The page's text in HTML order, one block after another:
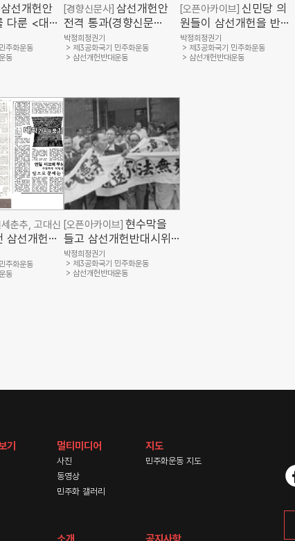
삼선개헌안
다룬 <대한
기록원)
주화운동
동
[경향신문사] 삼선개헌안
전격 통과(경향신문
1969.9.15.)
박정희정권기
제3공화국기 민주화운동
삼선개헌반대운동
[오픈아카이브] 신민당 의
원들이 삼선개헌을 반대
하며 철야농성을 벌이고
있다.(경향신문사, 민주
화운동기념사업회)
박정희정권기
제3공화국기 민주화운동
삼선개헌반대운동
춘추, 고대신
삼선개헌반
지를 다룬
대학신문
세춘추
주화운동
동
[오픈아카이브] 현수막을
들고 삼선개헌반대시위
에 나선 신민당 의원들
(경향신문사, 민주화운동
기념사업회)
박정희정권기
제3공화국기 민주화운동
삼선개헌반대운동
기 멀티미디어
사진
동영상
민주화 갤러리
지도
민주화운동 지도